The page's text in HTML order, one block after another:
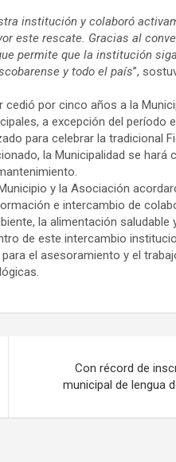
institución y colaboró
este rescate. Gracias al
permite que la institución
y todo el país”,
por cinco años a la
a excepción del período
para celebrar la tradicional
la Municipalidad se hará
y la Asociación
e intercambio de
la alimentación
de este intercambio
el asesoramiento y el
Con récord de
municipal de lengua